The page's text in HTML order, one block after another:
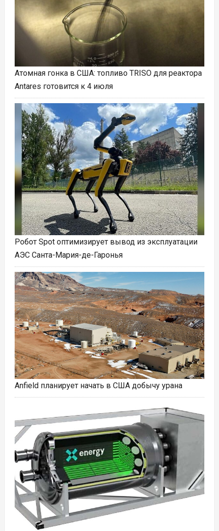
Атомная гонка в США: топливо TRISO для реактора
Antares готовится к 4 июля
Робот Spot оптимизирует вывод из эксплуатации
АЭС Санта-Мария-де-Гаронья
Anfield планирует начать в США добычу урана